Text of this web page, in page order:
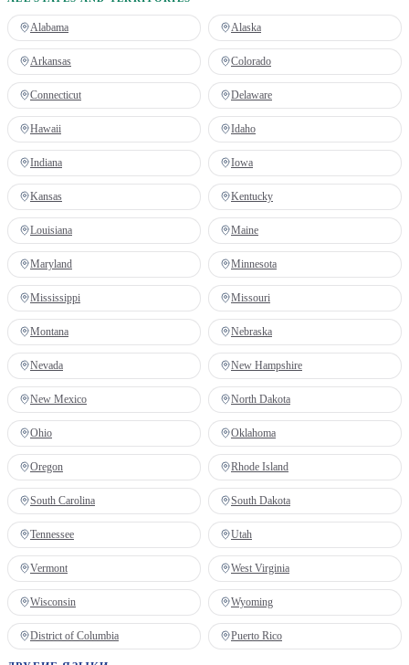
Alabama Alaska
Arkansas Colorado
Connecticut Delaware
Hawaii Idaho
Indiana Iowa
Kansas Kentucky
Louisiana Maine
Maryland Minnesota
Mississippi Missouri
Montana Nebraska
Nevada New Hampshire
New Mexico North Dakota
Ohio Oklahoma
Oregon Rhode Island
South Carolina South Dakota
Tennessee Utah
Vermont West Virginia
Wisconsin Wyoming
District of Columbia Puerto Rico